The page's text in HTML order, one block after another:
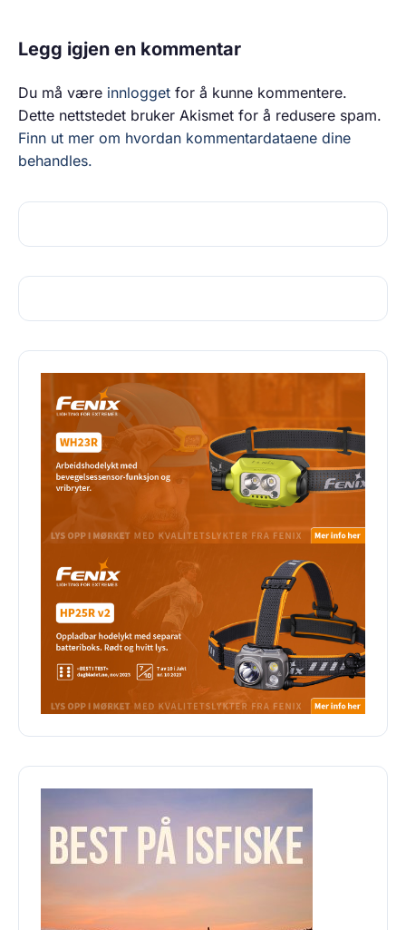
Legg igjen en kommentar
Du må være innlogget for å kunne kommentere.
Dette nettstedet bruker Akismet for å redusere spam.
Finn ut mer om hvordan kommentardataene dine
behandles.